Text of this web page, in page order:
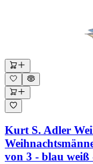
Kurt S. Adler
von 3 - blau weiß